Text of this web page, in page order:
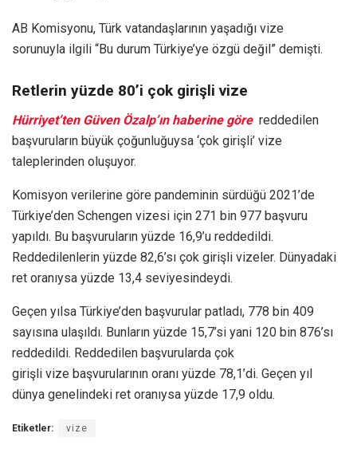
AB Komisyonu, Türk vatandaşlarının yaşadığı vize
sorunuyla ilgili “Bu durum Türkiye’ye özgü değil” demişti.
Retlerin yüzde 80’i çok girişli vize
Hürriyet’ten Güven Özalp’ın haberine göre reddedilen
başvuruların büyük çoğunluğuysa ‘çok girişli’ vize
taleplerinden oluşuyor.
Komisyon verilerine göre pandeminin sürdüğü 2021’de
Türkiye’den Schengen vizesi için 271 bin 977 başvuru
yapıldı. Bu başvuruların yüzde 16,9’u reddedildi.
Reddedilenlerin yüzde 82,6’sı çok girişli vizeler. Dünyadaki
ret oranıysa yüzde 13,4 seviyesindeydi.
Geçen yılsa Türkiye’den başvurular patladı, 778 bin 409
sayısına ulaşıldı. Bunların yüzde 15,7’si yani 120 bin 876’sı
reddedildi. Reddedilen başvurularda çok
girişli vize başvurularının oranı yüzde 78,1’di. Geçen yıl
dünya genelindeki ret oranıysa yüzde 17,9 oldu.
Etiketler: vize